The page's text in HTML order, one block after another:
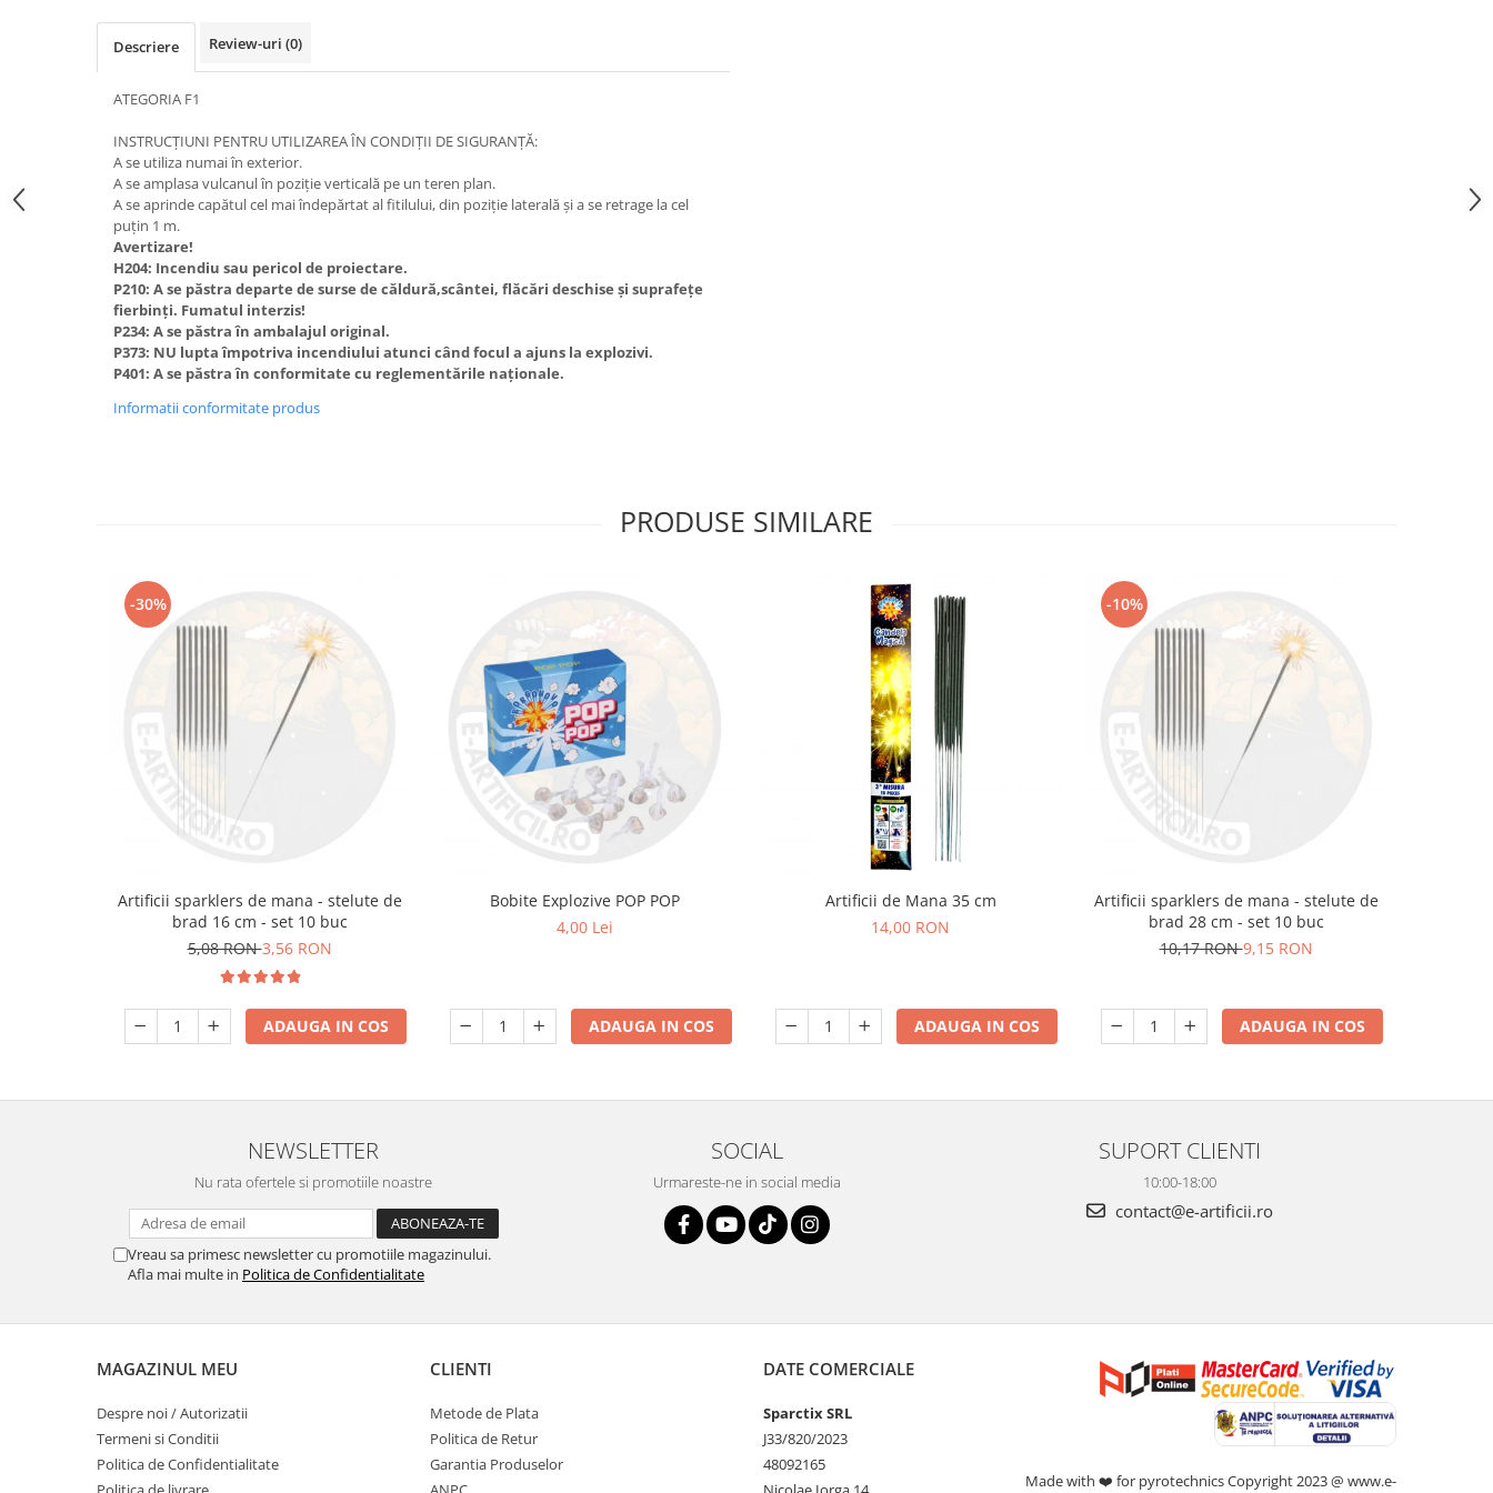
Descriere Review-uri (0)
ATEGORIA F1
INSTRUCȚIUNI PENTRU UTILIZAREA ÎN CONDIȚII DE SIGURANȚĂ:
A se utiliza numai în exterior.
A se amplasa vulcanul în poziție verticală pe un teren plan.
A se aprinde capătul cel mai îndepărtat al fitilului, din poziție laterală și a se retrage la cel
puțin 1 m.
Avertizare!
H204: Incendiu sau pericol de proiectare.
P210: A se păstra departe de surse de căldură,scântei, flăcări deschise și suprafețe
fierbinți. Fumatul interzis!
P234: A se păstra în ambalajul original.
P373: NU lupta împotriva incendiului atunci când focul a ajuns la explozivi.
P401: A se păstra în conformitate cu reglementările naționale.
Informatii conformitate produs
PRODUSE SIMILARE
-30%
Artificii sparklers de mana - stelute de
brad 16 cm - set 10 buc
5,08 RON3,56 RON
ADAUGA IN COS
Bobite Explozive POP POP
4,00 Lei
ADAUGA IN COS
Artificii de Mana 35 cm
14,00 RON
ADAUGA IN COS
-10%
Artificii sparklers de mana - stelute de
brad 28 cm - set 10 buc
10,17 RON9,15 RON
ADAUGA IN COS
NEWSLETTER
Nu rata ofertele si promotiile noastre
Vreau sa primesc newsletter cu promotiile magazinului.
Afla mai multe in Politica de Confidentialitate
SOCIAL
Urmareste-ne in social media
SUPORT CLIENTI
10:00-18:00
contact@e-artificii.ro
MAGAZINUL MEU
Despre noi / Autorizatii
Termeni si Conditii
Politica de Confidentialitate
CLIENTI
Metode de Plata
Politica de Retur
Garantia Produselor
DATE COMERCIALE
Sparctix SRL
J33/820/2023
48092165
Made with ❤️ for pyrotechnics Copyright 2023 @ www.e-